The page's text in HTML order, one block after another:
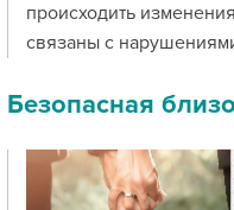
происходить
связаны с
Безопасная